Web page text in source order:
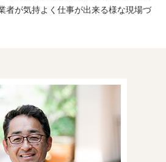
者が気持よく仕事が出来る様な現場づ